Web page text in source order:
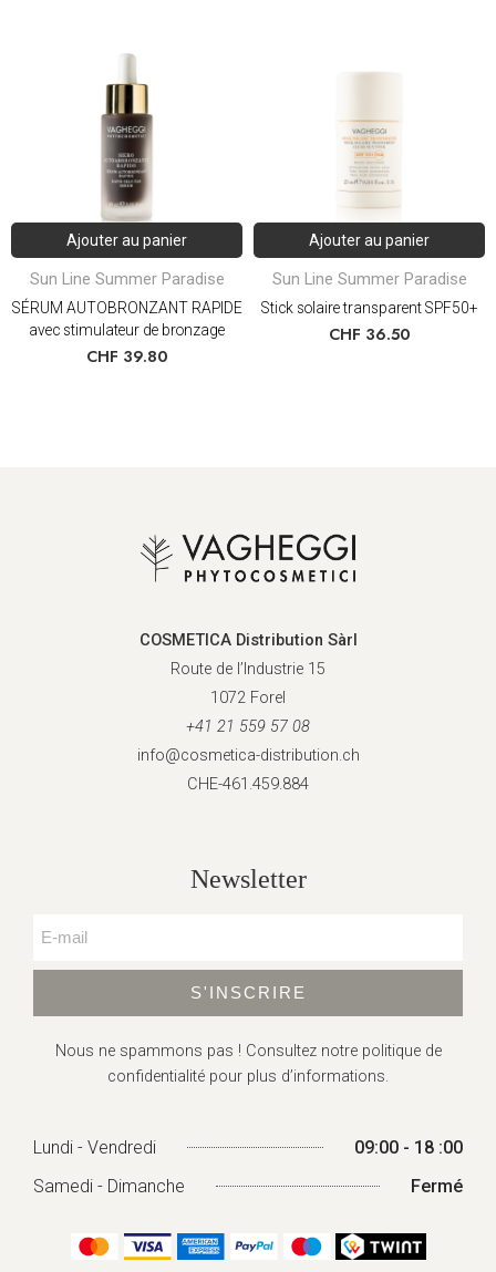
Ajouter au panier
Sun Line Summer Paradise
SÉRUM AUTOBRONZANT RAPIDE
avec stimulateur de bronzage
CHF 39.80
Ajouter au panier
Sun Line Summer Paradise
Stick solaire transparent SPF50+
CHF 36.50
COSMETICA Distribution Sàrl
Route de l’Industrie 15
1072 Forel
+41 21 559 57 08
info@cosmetica-distribution.ch
CHE-461.459.884
Newsletter
S'INSCRIRE
Nous ne spammons pas ! Consultez notre politique de
confidentialité pour plus d’informations.
Lundi - Vendredi
09:00 - 18 :00
Samedi - Dimanche
Fermé